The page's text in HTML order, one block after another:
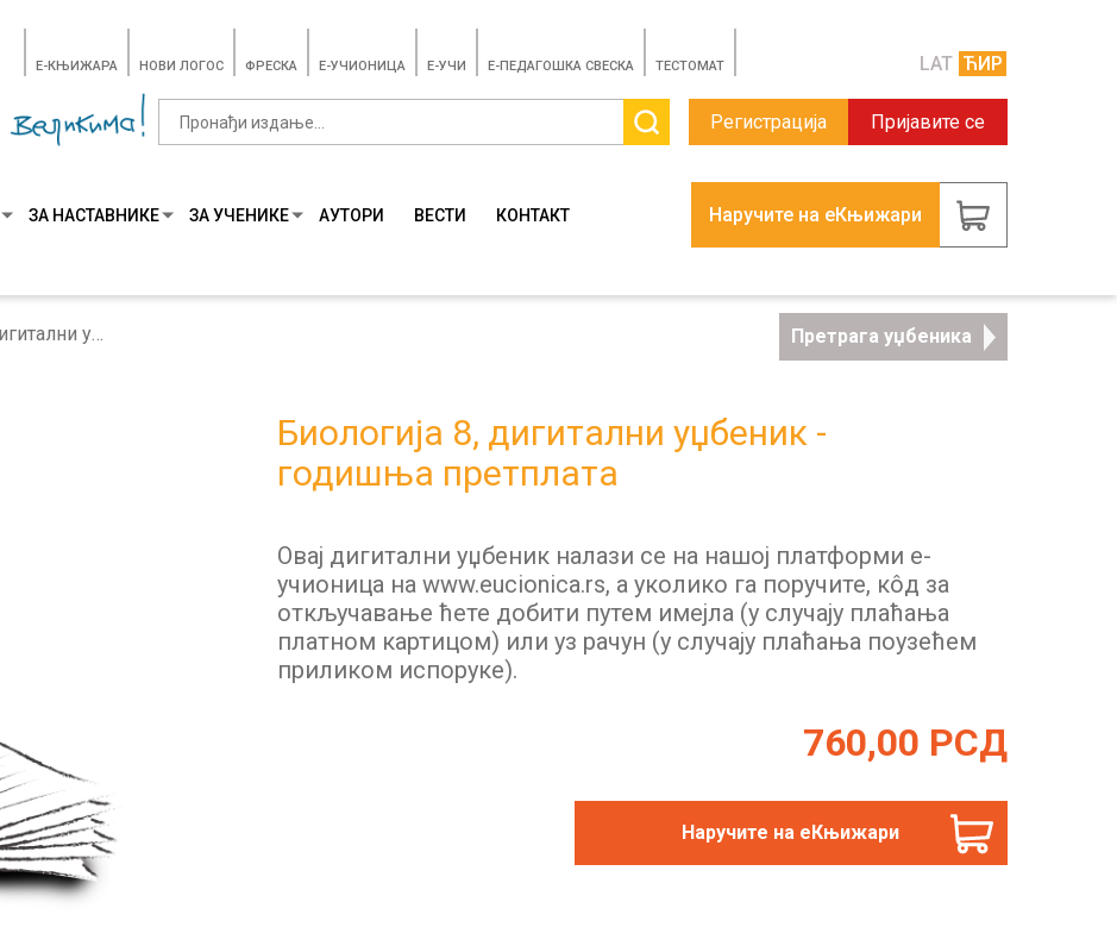
E-КЊИЖАРА НОВИ ЛОГОС ФРЕСКА E-УЧИОНИЦА E-УЧИ Е-ПЕДАГОШКА СВЕСКА TЕСТОМАТ LAT ЋИР
Регистрација Пријавите се
ЗА НАСТАВНИКЕ ЗА УЧЕНИКЕ АУТОРИ ВЕСТИ КОНТАКТ Наручите на еКњижари
Претрага уџбеника
Биологија 8, дигитални уџбеник -
годишња претплата
Овај дигитални уџбеник налази се на нашој платформи е-
учионица на www.eucionica.rs, а уколико га поручите, кôд за
откључавање ћете добити путем имејла (у случају плаћања
платном картицом) или уз рачун (у случају плаћања поузећем
приликом испоруке).
760,00 РСД
Наручите на еКњижари